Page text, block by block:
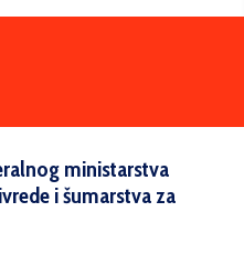
ministarstva
i šumarstva za